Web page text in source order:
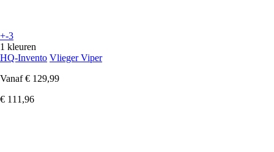
+-3
1 kleuren
HQ-Invento Vlieger Viper
Vanaf € 129,99
€ 111,96